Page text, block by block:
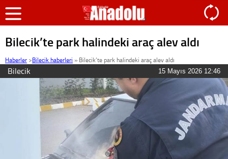
Bilecik’te park halindeki araç alev aldı
Haberler >Bilecik haberleri » Bilecik’te park halindeki araç alev aldı
Bilecik 15 Mayıs 2026 12:46